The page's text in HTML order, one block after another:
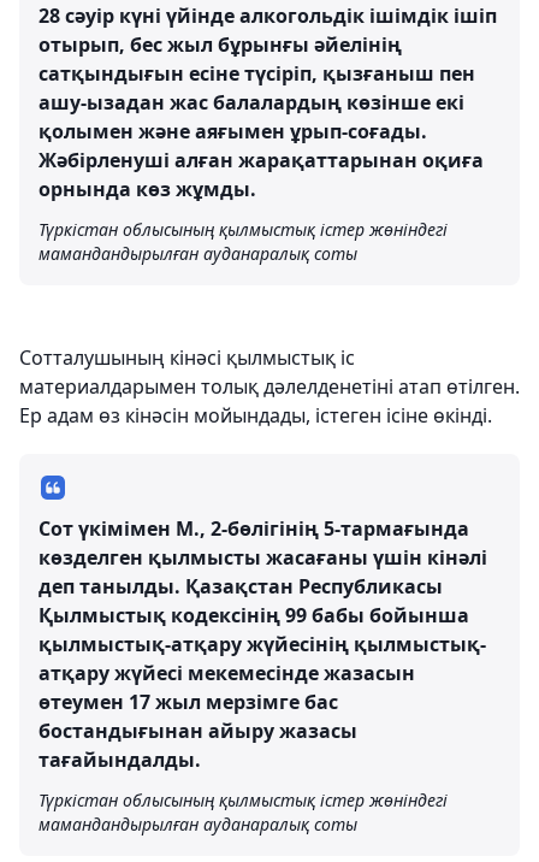
28 сәуір күні үйінде алкогольдік ішімдік ішіп
отырып, бес жыл бұрынғы әйелінің
сатқындығын есіне түсіріп, қызғаныш пен
ашу-ызадан жас балалардың көзінше екі
қолымен және аяғымен ұрып-соғады.
Жәбірленуші алған жарақаттарынан оқиға
орнында көз жұмды.
Түркістан облысының қылмыстық істер жөніндегі
мамандандырылған ауданаралық соты
Сотталушының кінәсі қылмыстық іс
материалдарымен толық дәлелденетіні атап өтілген.
Ер адам өз кінәсін мойындады, істеген ісіне өкінді.
Сот үкімімен М., 2-бөлігінің 5-тармағында
көзделген қылмысты жасағаны үшін кінәлі
деп танылды. Қазақстан Республикасы
Қылмыстық кодексінің 99 бабы бойынша
қылмыстық-атқару жүйесінің қылмыстық-
атқару жүйесі мекемесінде жазасын
өтеумен 17 жыл мерзімге бас
бостандығынан айыру жазасы
тағайындалды.
Түркістан облысының қылмыстық істер жөніндегі
мамандандырылған ауданаралық соты